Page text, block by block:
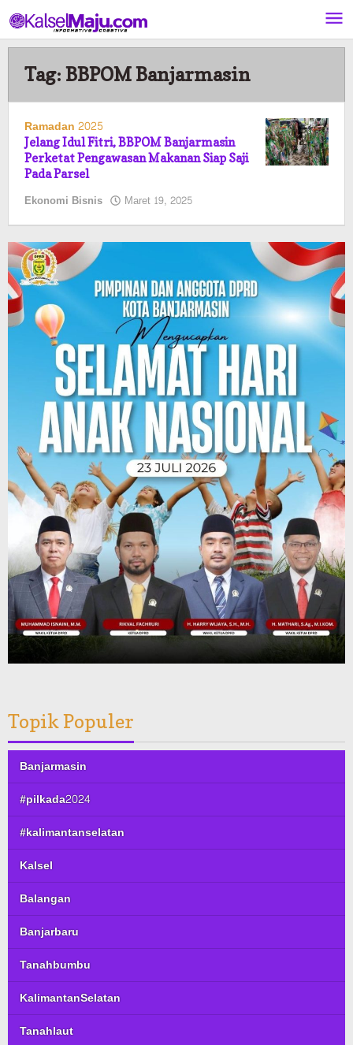
ke
konten
Tag: BBPOM Banjarmasin
Ramadan 2025
Jelang Idul Fitri, BBPOM Banjarmasin
Perketat Pengawasan Makanan Siap Saji
Pada Parsel
Ekonomi Bisnis Maret 19, 2025
Topik Populer
Banjarmasin
#pilkada2024
#kalimantanselatan
Kalsel
Balangan
Banjarbaru
Tanahbumbu
KalimantanSelatan
Tanahlaut